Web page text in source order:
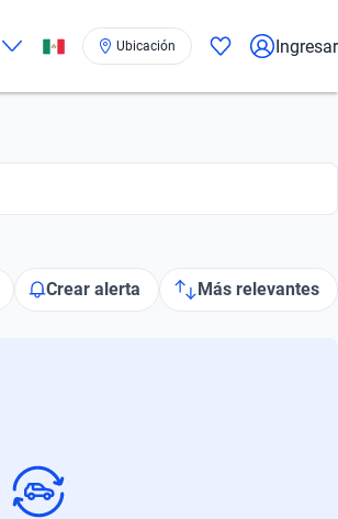
Ubicación Ingresar
Crear alerta Más relevantes